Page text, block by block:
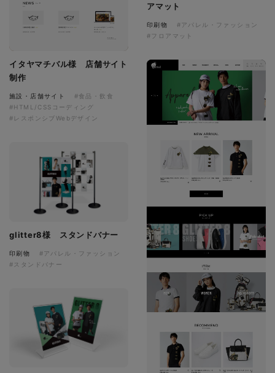
イタヤマチバル様 店舗サイト
制作
施設・店舗サイト
#食品・飲食
#HTML/CSSコーディング
#レスポンシブWebデザイン
アマット
印刷物
#アパレル・ファッション
#フロアマット
glitter8様 スタンドバナー
印刷物
#アパレル・ファッション
#スタンドバナー